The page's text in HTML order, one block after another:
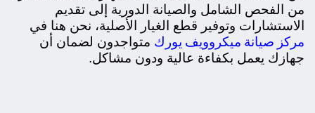
من الفحص الشامل والصيانة الدورية إلى تقديم
الاستشارات وتوفير قطع الغيار الأصلية، نحن هنا في
مركز صيانة ميكروويف يورك متواجدون لضمان أن
جهازك يعمل بكفاءة عالية ودون مشاكل.